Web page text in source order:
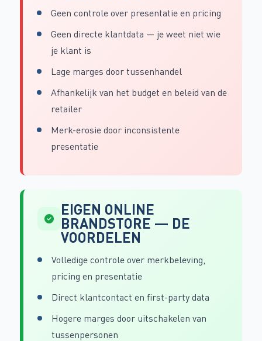
Geen controle over presentatie en pricing
Geen directe klantdata — je weet niet wie
je klant is
Lage marges door tussenhandel
Afhankelijk van het budget en beleid van de
retailer
Merk-erosie door inconsistente
presentatie
EIGEN ONLINE
BRANDSTORE — DE
VOORDELEN
Volledige controle over merkbeleving,
pricing en presentatie
Direct klantcontact en first-party data
Hogere marges door uitschakelen van
tussenpersonen